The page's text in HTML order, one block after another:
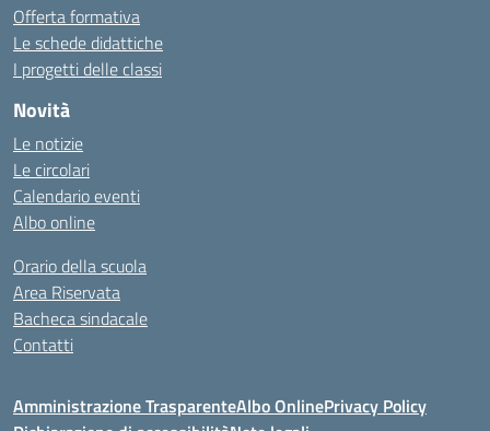
Offerta formativa
Le schede didattiche
I progetti delle classi
Novità
Le notizie
Le circolari
Calendario eventi
Albo online
Orario della scuola
Area Riservata
Bacheca sindacale
Contatti
Amministrazione TrasparenteAlbo OnlinePrivacy Policy